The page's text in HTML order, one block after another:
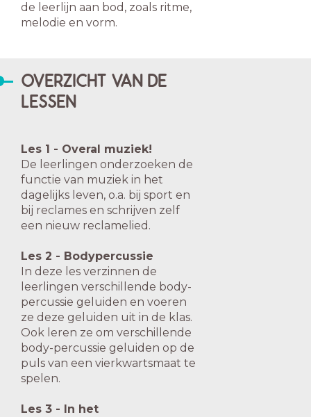
de leerlijn aan bod, zoals ritme,
melodie en vorm.
OVERZICHT VAN DE
LESSEN
Les 1 - Overal muziek!
De leerlingen onderzoeken de
functie van muziek in het
dagelijks leven, o.a. bij sport en
bij reclames en schrijven zelf
een nieuw reclamelied.
Les 2 - Bodypercussie
In deze les verzinnen de
leerlingen verschillende body-
percussie geluiden en voeren
ze deze geluiden uit in de klas.
Ook leren ze om verschillende
body-percussie geluiden op de
puls van een vierkwartsmaat te
spelen.
Les 3 - In het